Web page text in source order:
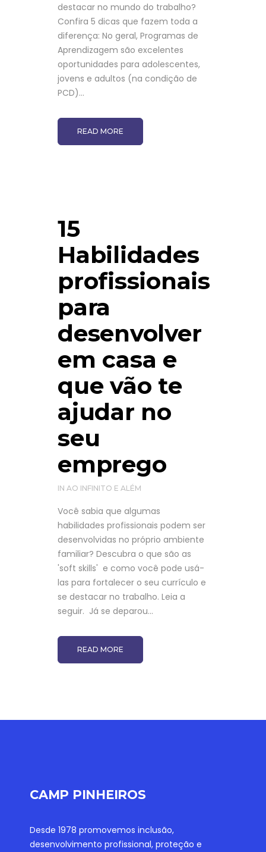
destacar no mundo do trabalho?
Confira 5 dicas que fazem toda a
diferença: No geral, Programas de
Aprendizagem são excelentes
oportunidades para adolescentes,
jovens e adultos (na condição de
PCD)...
READ MORE
15
Habilidades
profissionais
para
desenvolver
em casa e
que vão te
ajudar no
seu
emprego
IN AO INFINITO E ALÉM
Você sabia que algumas
habilidades profissionais podem ser
desenvolvidas no próprio ambiente
familiar? Descubra o que são as
'soft skills' e como você pode usá-
las para fortalecer o seu currículo e
se destacar no trabalho. Leia a
seguir. Já se deparou...
READ MORE
CAMP PINHEIROS
Desde 1978 promovemos inclusão,
desenvolvimento profissional, proteção e